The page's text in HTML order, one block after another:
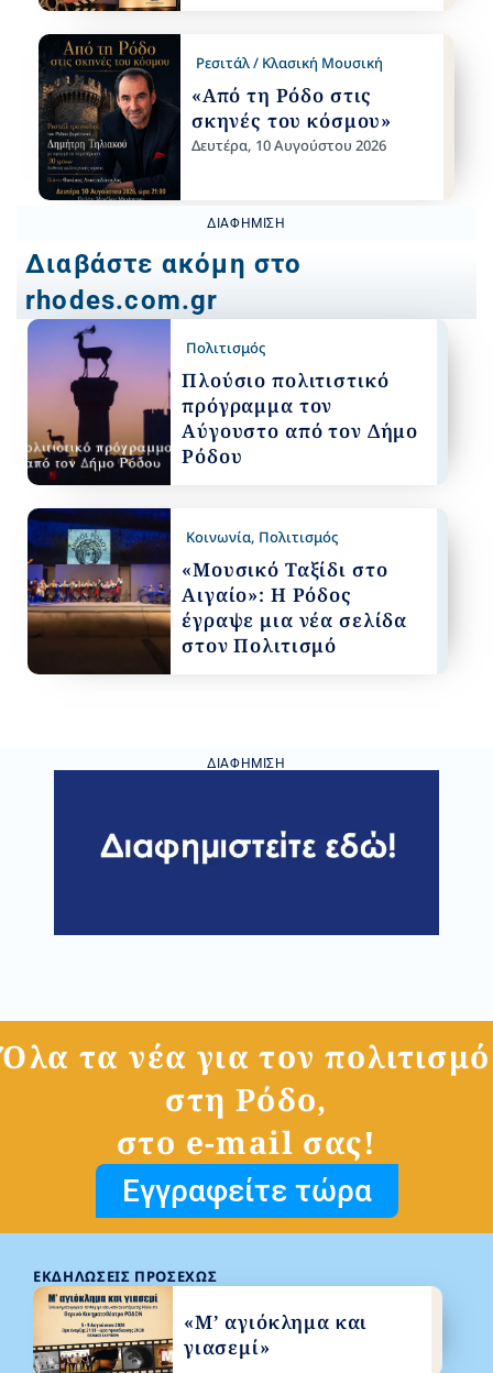
Ρεσιτάλ / Κλασική Μουσική
«Από τη Ρόδο στις
σκηνές του κόσμου»
Δευτέρα, 10 Αυγούστου 2026
ΔΙΑΦΉΜΙΣΗ
Διαβάστε ακόμη στο
rhodes.com.gr
Πολιτισμός
Πλούσιο πολιτιστικό
πρόγραμμα τον
Αύγουστο από τον Δήμο
Ρόδου
Κοινωνία, Πολιτισμός
«Μουσικό Ταξίδι στο
Αιγαίο»: Η Ρόδος
έγραψε μια νέα σελίδα
στον Πολιτισμό
ΔΙΑΦΉΜΙΣΗ
Όλα τα νέα για τον πολιτισμό
στη Ρόδο,
στο e-mail σας!
Εγγραφείτε τώρα
ΕΚΔΗΛΏΣΕΙΣ ΠΡΟΣΕΧΏΣ
«Μ’ αγιόκλημα και
γιασεμί»